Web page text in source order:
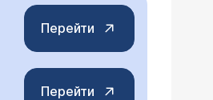
Перейти
Перейти